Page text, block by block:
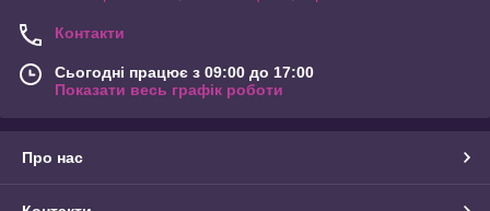
Контакти
Сьогодні працює з 09:00 до 17:00
Показати весь графік роботи
Про нас